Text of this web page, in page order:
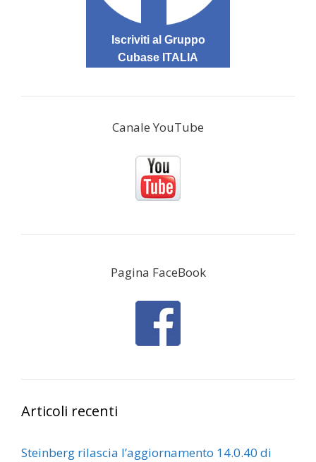
Iscriviti al Gruppo
Cubase ITALIA
Canale YouTube
Pagina FaceBook
Articoli recenti
Steinberg rilascia l’aggiornamento 14.0.40 di